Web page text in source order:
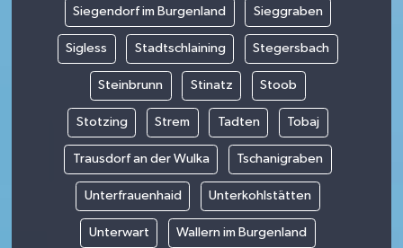
Siegendorf im Burgenland Sieggraben
Sigless Stadtschlaining Stegersbach
Steinbrunn Stinatz Stoob
Stotzing Strem Tadten Tobaj
Trausdorf an der Wulka Tschanigraben
Unterfrauenhaid Unterkohlstätten
Unterwart Wallern im Burgenland